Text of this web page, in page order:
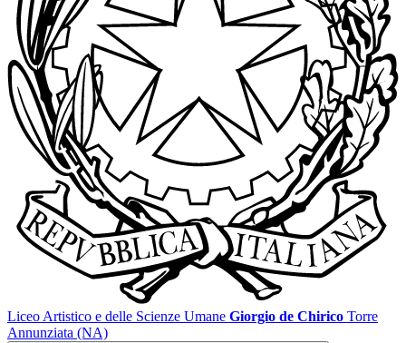
Liceo Artistico e delle Scienze Umane Giorgio de Chirico Torre
Annunziata (NA)